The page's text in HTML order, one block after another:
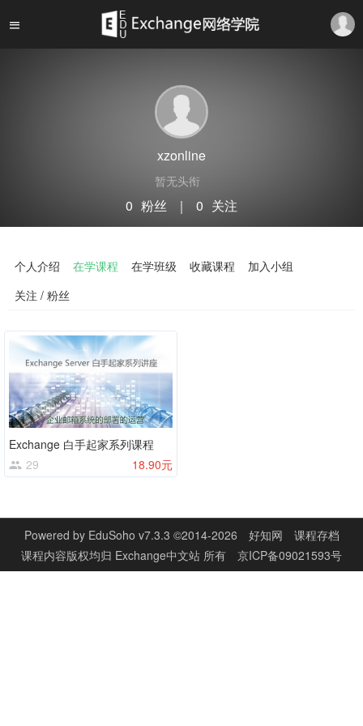
xzonline
暂无头衔
0 粉丝 ｜ 0 关注
个人介绍
在学课程 在学班级 收藏课程
加入小组
关注 / 粉丝
Exchange 白手起家系列课程
29
18.90元
Powered by EduSoho v7.3.3 ©2014-2026 好知网
课程存档
课程内容版权均归 Exchange中文站 所有 京ICP备09021593号